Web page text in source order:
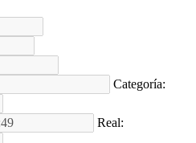
Categoría:
Real: